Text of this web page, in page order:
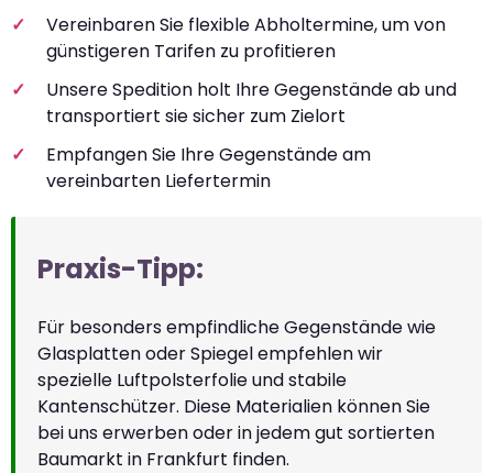
Vereinbaren Sie flexible Abholtermine, um von
günstigeren Tarifen zu profitieren
Unsere Spedition holt Ihre Gegenstände ab und
transportiert sie sicher zum Zielort
Empfangen Sie Ihre Gegenstände am
vereinbarten Liefertermin
Praxis-Tipp:
Für besonders empfindliche Gegenstände wie
Glasplatten oder Spiegel empfehlen wir
spezielle Luftpolsterfolie und stabile
Kantenschützer. Diese Materialien können Sie
bei uns erwerben oder in jedem gut sortierten
Baumarkt in Frankfurt finden.